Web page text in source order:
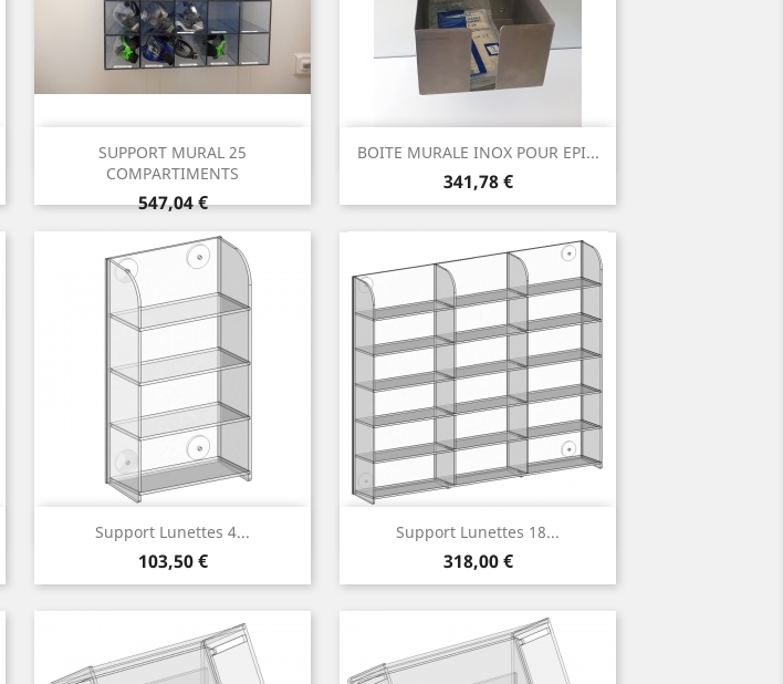
SUPPORT MURAL 25
COMPARTIMENTS
Prix
547,04 €
Aperçu rapide BOITE MURALE INOX POUR EPI...
Prix
341,78 €
Aperçu rapide
Support Lunettes 4...
Prix
103,50 €
Aperçu rapide Support Lunettes 18...
Prix
318,00 €
Aperçu rapide